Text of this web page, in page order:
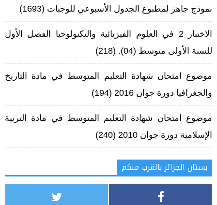
نموذج جاهز لمطبوع الجدول الأسبوعي للوجبات (1693)
الاختبار 2 في العلوم الفيزيائية والتكنولوجيا الفصل الأول
للسنة الأولى متوسط (04).
(218)
موضوع امتحان شهادة التعليم المتوسط في مادة التاريخ
والجغرافيا دورة جوان 2016
(194)
موضوع امتحان شهادة التعليم المتوسط في مادة التربية
الإسلامية دورة جوان 2010
(240)
بستان الجزائر بالقرب منكم